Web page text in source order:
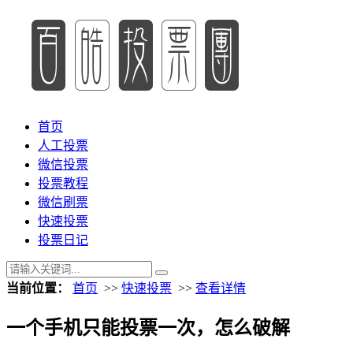
首页
人工投票
微信投票
投票教程
微信刷票
快速投票
投票日记
当前位置： 首页 >> 快速投票 >> 查看详情
一个手机只能投票一次，怎么破解